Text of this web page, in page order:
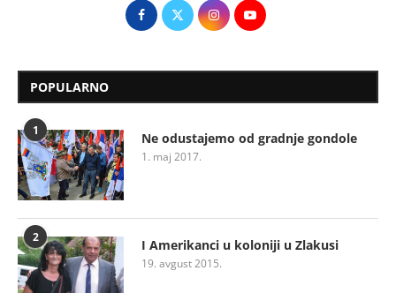
POPULARNO
1 Ne odustajemo od gradnje gondole
1. maj 2017.
2 I Amerikanci u koloniji u Zlakusi
19. avgust 2015.